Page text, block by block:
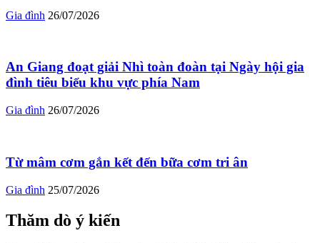
Gia đình 26/07/2026
An Giang đoạt giải Nhì toàn đoàn tại Ngày hội gia
đình tiêu biểu khu vực phía Nam
Gia đình 26/07/2026
Từ mâm cơm gắn kết đến bữa cơm tri ân
Gia đình 25/07/2026
Thăm dò ý kiến